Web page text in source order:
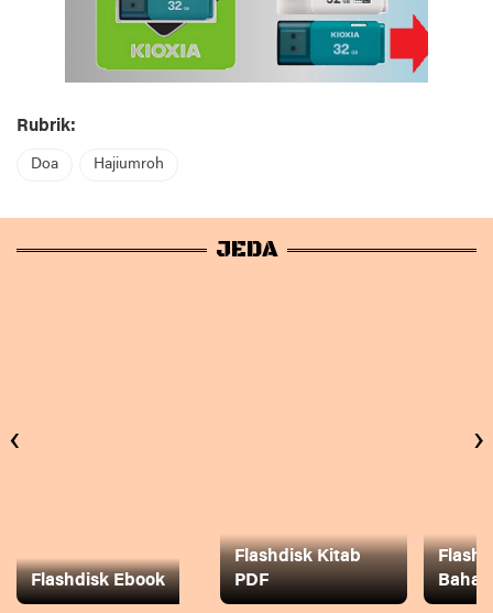
Rubrik:
Doa Hajiumroh
JEDA
Flashdisk Ebook
Flashdisk Kitab
PDF
Baha
‹ ›